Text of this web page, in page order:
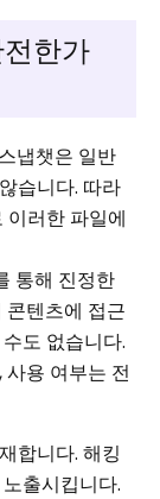
한가
냅챗은 일반
습니다. 따라
러한 파일에
통해 진정한
콘텐츠에 접근
도 없습니다.
용 여부는 전
합니다. 해킹
출시킵니다.